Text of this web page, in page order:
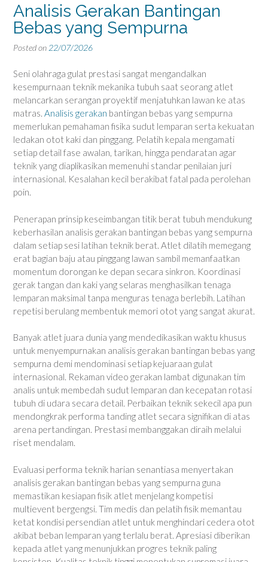
Analisis Gerakan Bantingan
Bebas yang Sempurna
Posted on 22/07/2026
Seni olahraga gulat prestasi sangat mengandalkan
kesempurnaan teknik mekanika tubuh saat seorang atlet
melancarkan serangan proyektif menjatuhkan lawan ke atas
matras. Analisis gerakan bantingan bebas yang sempurna
memerlukan pemahaman fisika sudut lemparan serta kekuatan
ledakan otot kaki dan pinggang. Pelatih kepala mengamati
setiap detail fase awalan, tarikan, hingga pendaratan agar
teknik yang diaplikasikan memenuhi standar penilaian juri
internasional. Kesalahan kecil berakibat fatal pada perolehan
poin.
Penerapan prinsip keseimbangan titik berat tubuh mendukung
keberhasilan analisis gerakan bantingan bebas yang sempurna
dalam setiap sesi latihan teknik berat. Atlet dilatih memegang
erat bagian baju atau pinggang lawan sambil memanfaatkan
momentum dorongan ke depan secara sinkron. Koordinasi
gerak tangan dan kaki yang selaras menghasilkan tenaga
lemparan maksimal tanpa menguras tenaga berlebih. Latihan
repetisi berulang membentuk memori otot yang sangat akurat.
Banyak atlet juara dunia yang mendedikasikan waktu khusus
untuk menyempurnakan analisis gerakan bantingan bebas yang
sempurna demi mendominasi setiap kejuaraan gulat
internasional. Rekaman video gerakan lambat digunakan tim
analis untuk membedah sudut lemparan dan kecepatan rotasi
tubuh di udara secara detail. Perbaikan teknik sekecil apa pun
mendongkrak performa tanding atlet secara signifikan di atas
arena pertandingan. Prestasi membanggakan diraih melalui
riset mendalam.
Evaluasi performa teknik harian senantiasa menyertakan
analisis gerakan bantingan bebas yang sempurna guna
memastikan kesiapan fisik atlet menjelang kompetisi
multievent bergengsi. Tim medis dan pelatih fisik memantau
ketat kondisi persendian atlet untuk menghindari cedera otot
akibat beban lemparan yang terlalu berat. Apresiasi diberikan
kepada atlet yang menunjukkan progres teknik paling